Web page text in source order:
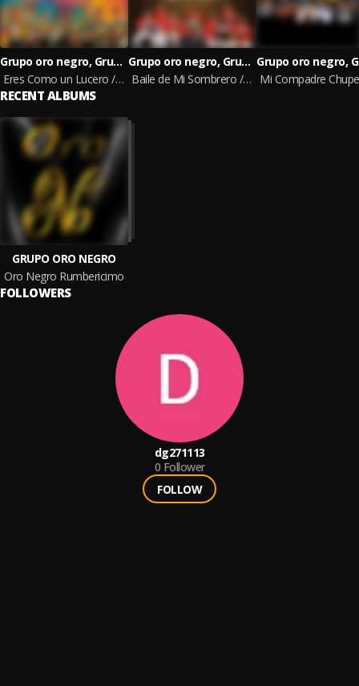
Grupo oro negro, Grupo Fantasía & Son Fiestero
Eres Como un Lucero / Idilio de Luna, Idilio de Amor / A Mi Me Llaman Carnaval / Que Dios Te Bendiga Madre
Grupo oro negro, Grupo Fantasía & Son Fiestero
Baile de Mi Sombrero / Morena de Mi Corazón / Pájaro Amarillo / Pájaro Campana
RECENT ALBUMS
GRUPO ORO NEGRO
Oro Negro Rumbericimo
FOLLOWERS
dg271113
0 Follower
FOLLOW